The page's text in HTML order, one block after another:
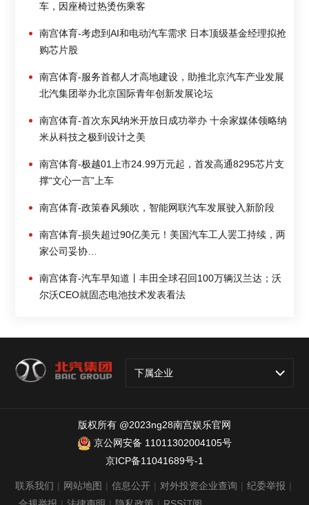
车，因座椅过热烫伤乘客
南宫体育-考虑到AI和电动汽车需求 日本顶级基金经理拟抢
购芯片股
南宫体育-服务首都人才高地建设，助推北京汽车产业发展
北汽集团举办北京国际青年创新发展论坛
南宫体育-首次东风纳米开放日成功举办 十余家媒体领略纳
米从科技之极到设计之美
南宫体育-极越01上市24.99万元起，首发高通8295芯片支
撑“文心一言”上车
南宫体育-政策春风频吹，智能网联汽车发展驶入新阶段
南宫体育-损失超过90亿美元！美国汽车工人罢工持续，两
家公司妥协…
南宫体育-汽车早知道丨丰田全球召回100万辆汉兰达；沃
尔沃CEO就固态电池技术发表看法
下属企业
版权所有 @2023ng28南宫娱乐官网
京公网安备 11011302004105号
京ICP备11041689号-1
联系我们 | 网站地图 | 信息公开 | 对外投资企业查询 | 纪委举报 |